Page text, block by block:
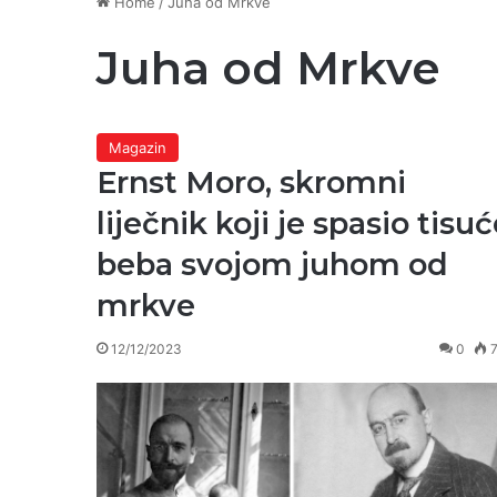
Juha od Mrkve
Magazin
Ernst Moro, skromni
liječnik koji je spasio
beba svojom juhom od
mrkve
12/12/2023 0